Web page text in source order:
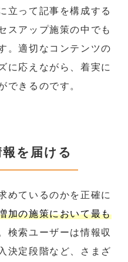
立って記事を構成する
スアップ施策の中でも
。適切なコンテンツの
に応えながら、着実に
できるのです。
を届ける
めているのかを正確に
加の施策において最も
検索ユーザーは情報収
決定段階など、さまざ